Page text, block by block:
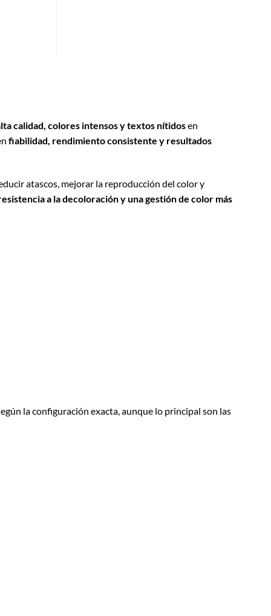
calidad, colores intensos y textos nítidosen
fiabilidad, rendimiento consistente y resultados
atascos, mejorar la reproducción del color y
a la decoloración y una gestión de color más
la configuración exacta, aunque lo principal son las